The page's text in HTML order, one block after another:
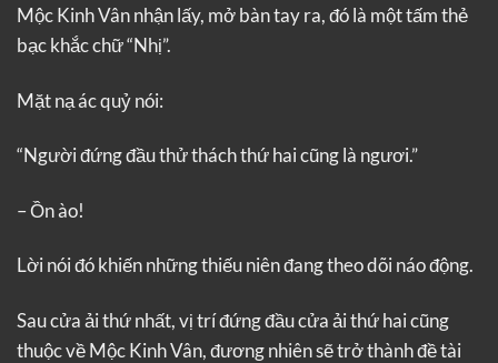
Mộc Kinh Vân nhận lấy, mở bàn tay ra, đó là một tấm thẻ
bạc khắc chữ “Nhị”.
Mặt nạ ác quỷ nói:
“Người đứng đầu thử thách thứ hai cũng là ngươi.”
– Ồn ào!
Lời nói đó khiến những thiếu niên đang theo dõi náo động.
Sau cửa ải thứ nhất, vị trí đứng đầu cửa ải thứ hai cũng
thuộc về Mộc Kinh Vân, đương nhiên sẽ trở thành đề tài